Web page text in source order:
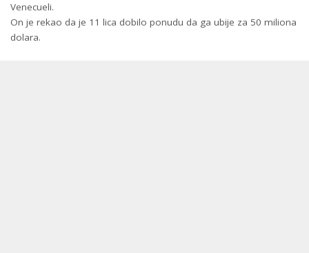
Venecueli.
On je rekao da je 11 lica dobilo ponudu da ga ubije za 50 miliona
dolara.